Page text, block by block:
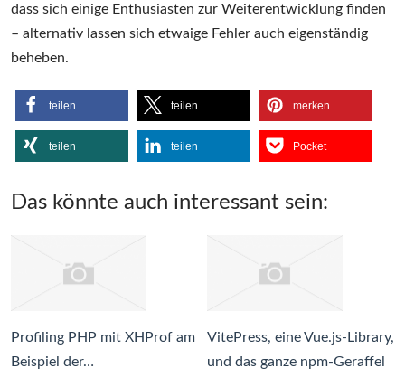
dass sich einige Enthusiasten zur Weiterentwicklung finden
– alternativ lassen sich etwaige Fehler auch eigenständig
beheben.
teilen teilen merken
teilen teilen Pocket
Das könnte auch interessant sein:
Profiling PHP mit XHProf am
Beispiel der…
VitePress, eine Vue.js-Library,
und das ganze npm-Geraffel